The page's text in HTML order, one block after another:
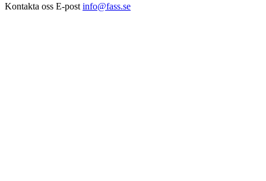
Kontakta oss E-post info@fass.se